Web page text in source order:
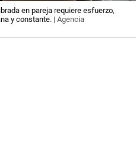
en pareja requiere esfuerzo,
y constante. | Agencia